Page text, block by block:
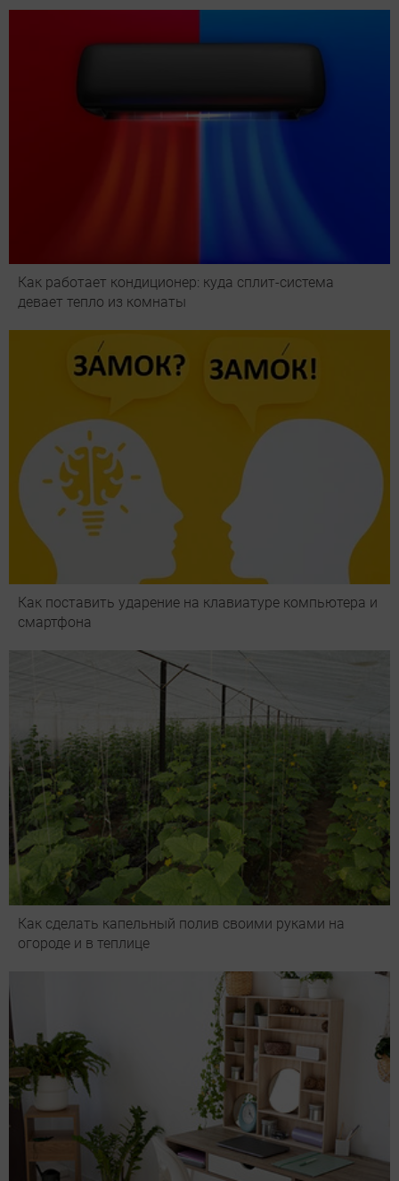
Как работает кондиционер: куда сплит-система
девает тепло из комнаты
Как поставить ударение на клавиатуре компьютера и
смартфона
Как сделать капельный полив своими руками на
огороде и в теплице